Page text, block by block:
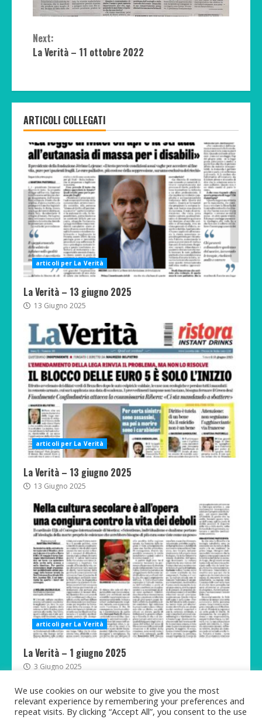
Continue
Reading
Next:
La Verità – 11 ottobre 2022
ARTICOLI COLLEGATI
articoli per La Verità
La Verità – 13 giugno 2025
13 Giugno 2025
articoli per La Verità
La Verità – 13 giugno 2025
13 Giugno 2025
articoli per La Verità
La Verità – 1 giugno 2025
3 Giugno 2025
We use cookies on our website to give you the most
relevant experience by remembering your preferences and
repeat visits. By clicking “Accept All”, you consent to the use